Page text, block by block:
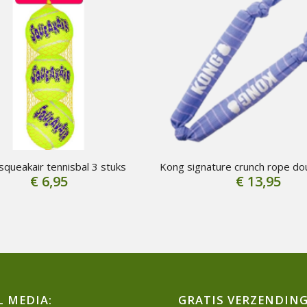
tennisbal 3 stuks
€6,95
Kong signature crunch rope
€13,95
MEDIA: GRATIS